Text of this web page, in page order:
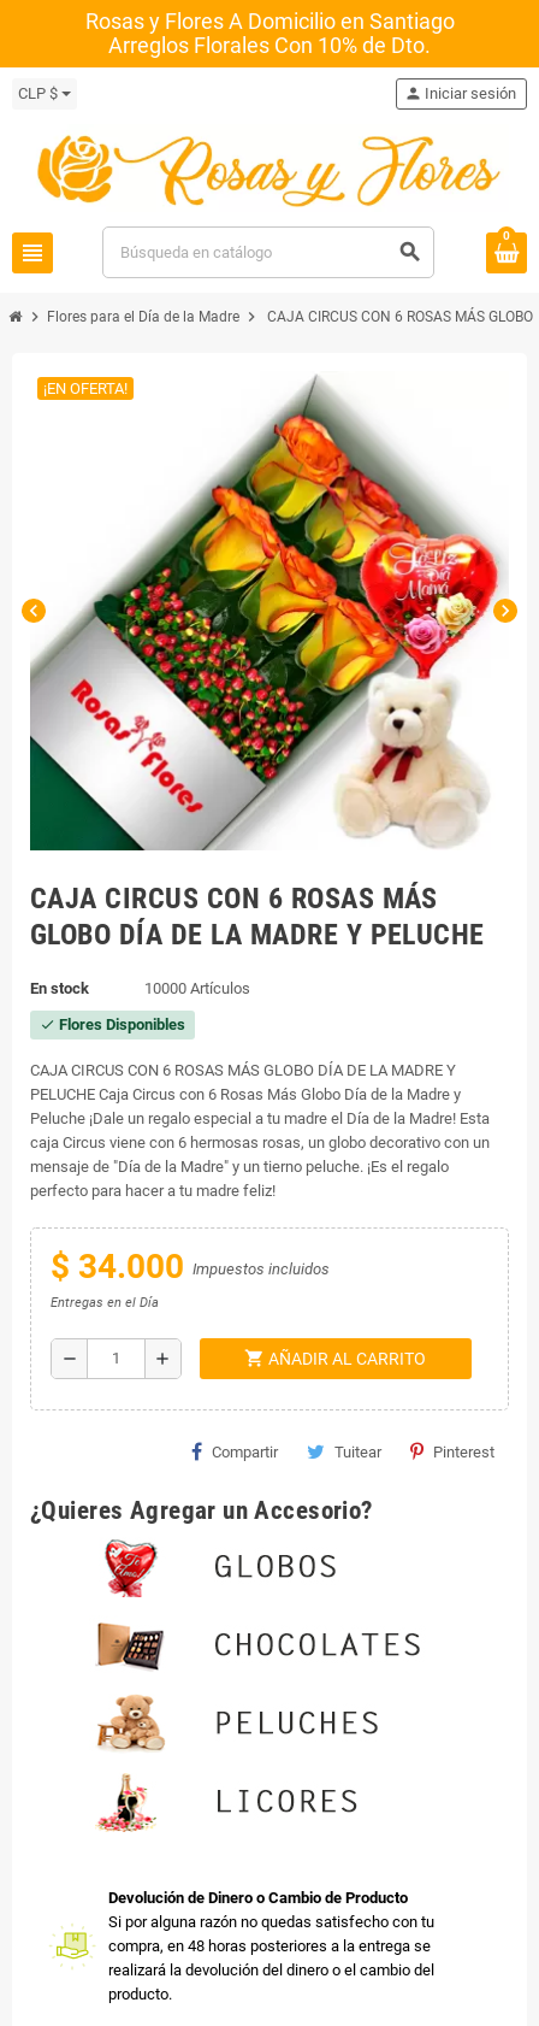
Rosas y Flores A Domicilio en Santiago
Arreglos Florales Con 10% de Dto.
CLP $
view_headline search
person Iniciar sesión
0
chevron_right Flores para el Día de la Madre chevron_right CAJA CIRCUS CON 6 ROSAS MÁS
chevron_left chevron_right
¡EN OFERTA!
CAJA CIRCUS CON 6 ROSAS MÁS
GLOBO DÍA DE LA MADRE Y PELUCHE
En stock 10000 Artículos
check Flores Disponibles
CAJA CIRCUS CON 6 ROSAS MÁS GLOBO DÍA DE LA MADRE Y
PELUCHE Caja Circus con 6 Rosas Más Globo Día de la Madre y
Peluche ¡Dale un regalo especial a tu madre el Día de la Madre! Esta
caja Circus viene con 6 hermosas rosas, un globo decorativo con un
mensaje de "Día de la Madre" y un tierno peluche. ¡Es el regalo
perfecto para hacer a tu madre feliz!
$ 34.000 Impuestos incluidos
Entregas en el Día
remove add shopping_cart AÑADIR AL CARRITO
Compartir Tuitear Pinterest
¿Quieres Agregar un Accesorio?
Devolución de Dinero o Cambio de Producto
Si por alguna razón no quedas satisfecho con tu
compra, en 48 horas posteriores a la entrega se
realizará la devolución del dinero o el cambio del
producto.